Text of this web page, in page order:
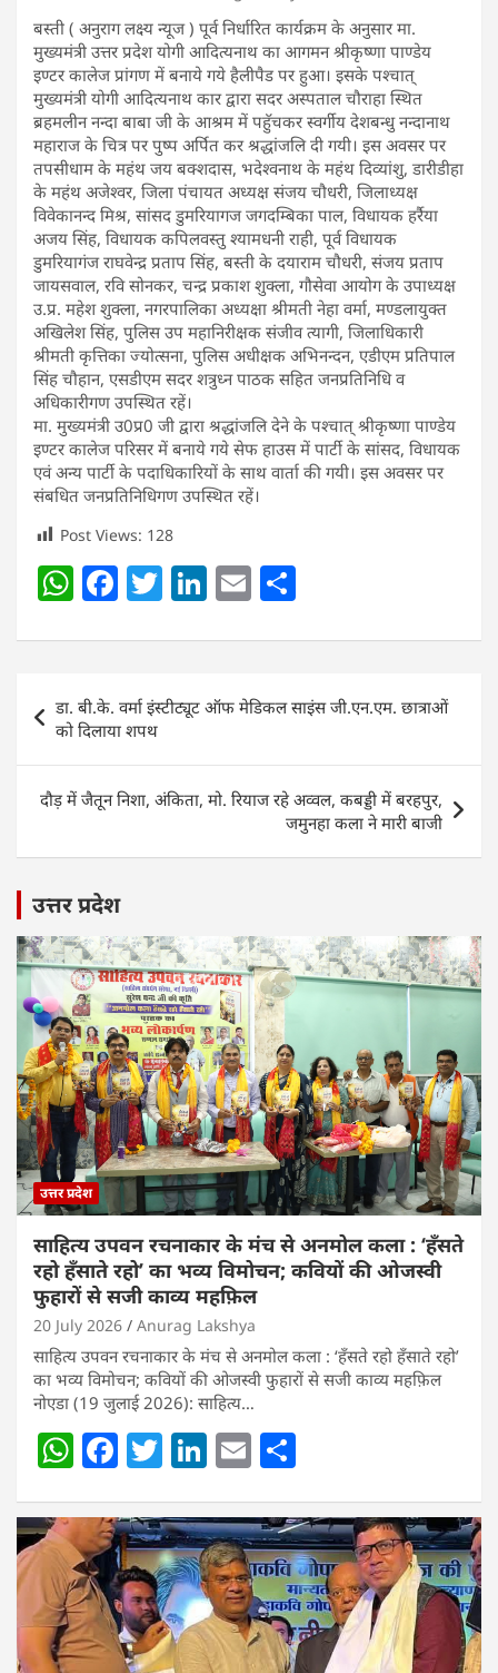
बस्ती ( अनुराग लक्ष्य न्यूज ) पूर्व निर्धारित कार्यक्रम के अनुसार मा.
मुख्यमंत्री उत्तर प्रदेश योगी आदित्यनाथ का आगमन श्रीकृष्णा पाण्डेय
इण्टर कालेज प्रांगण में बनाये गये हैलीपैड पर हुआ। इसके पश्चात्
मुख्यमंत्री योगी आदित्यनाथ कार द्वारा सदर अस्पताल चौराहा स्थित
ब्रहमलीन नन्दा बाबा जी के आश्रम में पहुॅचकर स्वर्गीय देशबन्धु नन्दानाथ
महाराज के चित्र पर पुष्प अर्पित कर श्रद्धांजलि दी गयी। इस अवसर पर
तपसीधाम के महंथ जय बक्शदास, भदेश्वनाथ के महंथ दिव्यांशु, डारीडीहा
के महंथ अजेश्वर, जिला पंचायत अध्यक्ष संजय चौधरी, जिलाध्यक्ष
विवेकानन्द मिश्र, सांसद डुमरियागज जगदम्बिका पाल, विधायक हर्रैया
अजय सिंह, विधायक कपिलवस्तु श्यामधनी राही, पूर्व विधायक
डुमरियागंज राघवेन्द्र प्रताप सिंह, बस्ती के दयाराम चौधरी, संजय प्रताप
जायसवाल, रवि सोनकर, चन्द्र प्रकाश शुक्ला, गौसेवा आयोग के उपाध्यक्ष
उ.प्र. महेश शुक्ला, नगरपालिका अध्यक्षा श्रीमती नेहा वर्मा, मण्डलायुक्त
अखिलेश सिंह, पुलिस उप महानिरीक्षक संजीव त्यागी, जिलाधिकारी
श्रीमती कृत्तिका ज्योत्सना, पुलिस अधीक्षक अभिनन्दन, एडीएम प्रतिपाल
सिंह चौहान, एसडीएम सदर शत्रुध्न पाठक सहित जनप्रतिनिधि व
अधिकारीगण उपस्थित रहें।
मा. मुख्यमंत्री उ0प्र0 जी द्वारा श्रद्धांजलि देने के पश्चात् श्रीकृष्णा पाण्डेय
इण्टर कालेज परिसर में बनाये गये सेफ हाउस में पार्टी के सांसद, विधायक
एवं अन्य पार्टी के पदाधिकारियों के साथ वार्ता की गयी। इस अवसर पर
संबधित जनप्रतिनिधिगण उपस्थित रहें।
Post Views: 128
W
at
s
A
p
p
F
c
e
b
o
o
T
itt
er
Li
k
e
dI
n
E
ai
l
ar
e
navigation
डा. बी.के. वर्मा इंस्टीट्यूट ऑफ मेडिकल साइंस जी.एन.एम. छात्राओं
को दिलाया शपथ
दौड़ में जैतून निशा, अंकिता, मो. रियाज रहे अव्वल, कबड्डी में बरहपुर,
जमुनहा कला ने मारी बाजी
उत्तर प्रदेश
उत्तर प्रदेश
साहित्य उपवन रचनाकार के मंच से अनमोल कला : ‘हॅंसते
रहो हॅंसाते रहो’ का भव्य विमोचन; कवियों की ओजस्वी
फुहारों से सजी काव्य महफ़िल
20 July 2026 Anurag Lakshya
साहित्य उपवन रचनाकार के मंच से अनमोल कला : ‘हॅंसते रहो हॅंसाते रहो’
का भव्य विमोचन; कवियों की ओजस्वी फुहारों से सजी काव्य महफ़िल
नोएडा (19 जुलाई 2026): साहित्य…
W
at
s
A
p
F
c
e
b
o
T
itt
er
Li
k
e
dI
n
E
ai
l
ar
e